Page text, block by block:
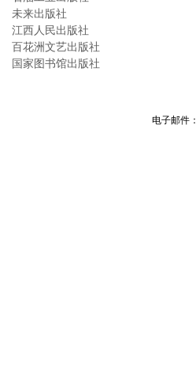
未来出版社
江西人民出版社
百花洲文艺出版社
国家图书馆出版社
电子邮件：